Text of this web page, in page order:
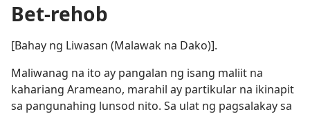
Bet-rehob
[Bahay ng Liwasan (Malawak na Dako)].
Maliwanag na ito ay pangalan ng isang maliit na
kahariang Arameano, marahil ay partikular na ikinapit
sa pangunahing lunsod nito. Sa ulat ng pagsalakay sa